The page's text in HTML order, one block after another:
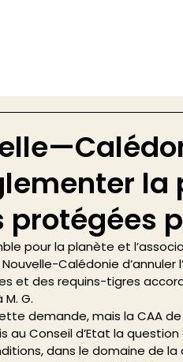
la
protégées
pour la planète et
Calédonie
et des requins-tigres
G.
demande, mais la CAA
au Conseil d’Etat la
dans le domaine de